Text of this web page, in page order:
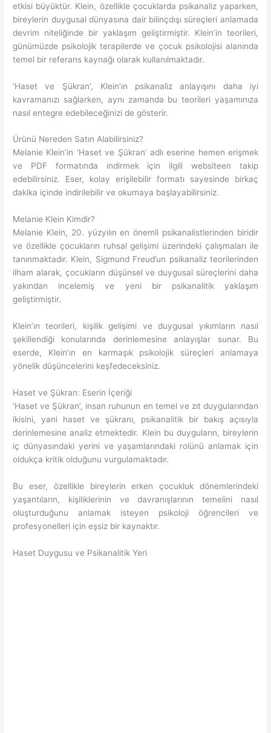
etkisi büyüktür. Klein, özellikle çocuklarda psikanaliz yaparken,
bireylerin duygusal dünyasına dair bilinçdışı süreçleri anlamada
devrim niteliğinde bir yaklaşım geliştirmiştir. Klein’in teorileri,
günümüzde psikolojik terapilerde ve çocuk psikolojisi alanında
temel bir referans kaynağı olarak kullanılmaktadır.
‘Haset ve Şükran’, Klein’ın psikanaliz anlayışını daha iyi
kavramanızı sağlarken, aynı zamanda bu teorileri yaşamınıza
nasıl entegre edebileceğinizi de gösterir.
Ürünü Nereden Satın Alabilirsiniz?
Melanie Klein’in ‘Haset ve Şükran’ adlı eserine hemen erişmek
ve PDF formatında indirmek için ilgili websiteen takip
edebilirsiniz. Eser, kolay erişilebilir formatı sayesinde birkaç
dakika içinde indirilebilir ve okumaya başlayabilirsiniz.
Melanie Klein Kimdir?
Melanie Klein, 20. yüzyılın en önemli psikanalistlerinden biridir
ve özellikle çocukların ruhsal gelişimi üzerindeki çalışmaları ile
tanınmaktadır. Klein, Sigmund Freud’un psikanaliz teorilerinden
ilham alarak, çocukların düşünsel ve duygusal süreçlerini daha
yakından incelemiş ve yeni bir psikanalitik yaklaşım
geliştirmiştir.
Klein’ın teorileri, kişilik gelişimi ve duygusal yıkımların nasıl
şekillendiği konularında derinlemesine anlayışlar sunar. Bu
eserde, Klein’ın en karmaşık psikolojik süreçleri anlamaya
yönelik düşüncelerini keşfedeceksiniz.
Haset ve Şükran: Eserin İçeriği
‘Haset ve Şükran’, insan ruhunun en temel ve zıt duygularından
ikisini, yani haset ve şükranı, psikanalitik bir bakış açısıyla
derinlemesine analiz etmektedir. Klein bu duyguların, bireylerin
iç dünyasındaki yerini ve yaşamlarındaki rolünü anlamak için
oldukça kritik olduğunu vurgulamaktadır.
Bu eser, özellikle bireylerin erken çocukluk dönemlerindeki
yaşantıların, kişiliklerinin ve davranışlarının temelini nasıl
oluşturduğunu anlamak isteyen psikoloji öğrencileri ve
profesyonelleri için eşsiz bir kaynaktır.
Haset Duygusu ve Psikanalitik Yeri